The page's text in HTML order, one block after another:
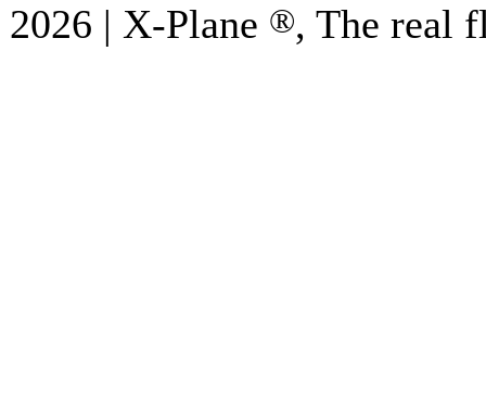
2026 | X-Plane ®, The real